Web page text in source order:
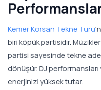
Kemer Korsan Tekne Turu
biri köpük partisidir.
partisi sayesinde tekne
dönüşür. DJ
enerjinizi yüksek tutar.